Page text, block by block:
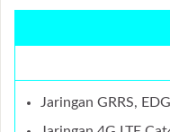
Jaringan GRRS,